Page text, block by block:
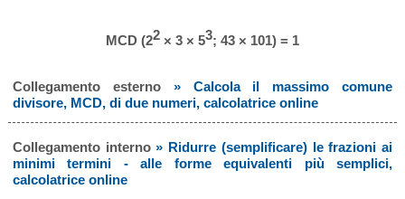
MCD (22 × 3 × 53; 43 × 101) = 1
Collegamento esterno » Calcola il massimo comune
divisore, MCD, di due numeri, calcolatrice online
Collegamento interno» Ridurre (semplificare) le frazioni ai
minimi termini - alle forme equivalenti più semplici,
calcolatrice online